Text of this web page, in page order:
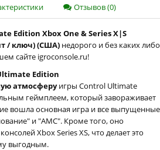
Отзывов (0)
Edition Xbox One & Series X|S
/ ключ) (США) недорого и без каких либо
сайте igroconsole.ru!
Edition
атмосферуигры Control Ultimate
геймплеем, который завораживает
вошла основная игра и все выпущенные
и "АМС". Кроме того, оно
Xbox Series XS, что делает это
выгодным.